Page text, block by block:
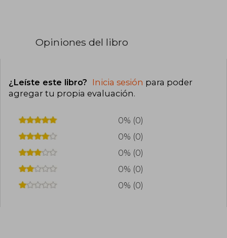
Opiniones del libro
¿Leíste este libro? Inicia sesión para poder
agregar tu propia evaluación.
0% (0)
0% (0)
0% (0)
0% (0)
0% (0)